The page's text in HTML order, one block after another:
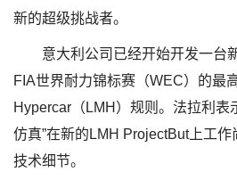
新的超级挑战者。
意大利公司已经开始开发一台
FIA世界耐力锦标赛（WEC）的最
Hypercar（LMH）规则。法拉利表
仿真”在新的LMH ProjectBut上工
技术细节。